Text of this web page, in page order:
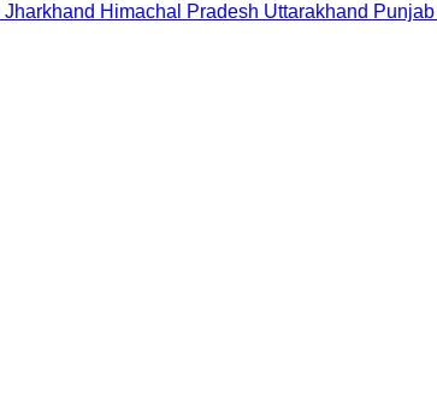
Jharkhand Himachal Pradesh Uttarakhand Punjab